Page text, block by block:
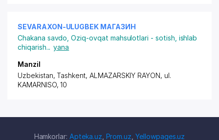
SEVARAXON-ULUGBEK МАГАЗИН
Chakana savdo ,Oziq-ovqat mahsulotlari - sotish, ishlab
chiqarish... yana
Manzil
Uzbekistan, Tashkent, ALMAZARSKIY RAYON, ul.
KAMARNISO, 10
Hamkorlar: Apteka.uz Prom.uz ,Yellowpages.uz